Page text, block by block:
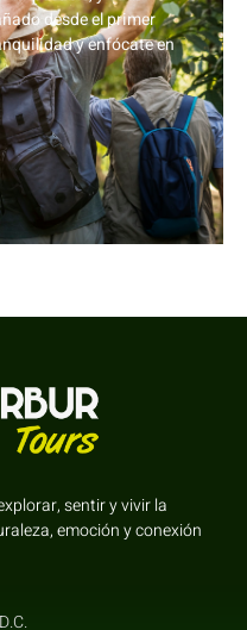
desde el primer
y enfócate en
sentir y vivir la
emoción y conexión